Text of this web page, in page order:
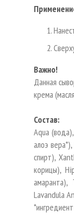
Важно!
Данная
крема
Состав:
Aqua
алоэ
спирт),
корицы),
амаранта),
Lavandula